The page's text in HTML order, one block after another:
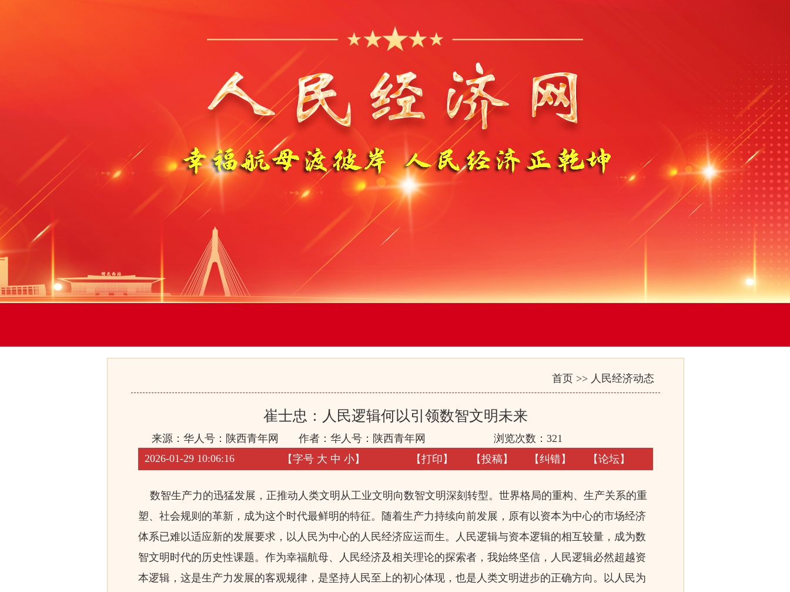
首页 >> 人民经济动态
崔士忠：人民逻辑何以引领数智文明未来
来源：华人号：陕西青年网 作者：华人号：陕西青年网 浏览次数： 321
2026-01-29 10:06:16
【字号 大 中 小】 【打印 】 【投稿 】 【纠错】 【论坛】
数智生产力的迅猛发展，正推动人类文明从工业文明向数智文明深刻转型。世界格局的重构、生产关系的重
塑、社会规则的革新，成为这个时代最鲜明的特征。随着生产力持续向前发展，原有以资本为中心的市场经济
体系已难以适应新的发展要求，以人民为中心的人民经济应运而生。人民逻辑与资本逻辑的相互较量，成为数
智文明时代的历史性课题。作为幸福航母、人民经济及相关理论的探索者，我始终坚信，人民逻辑必然超越资
本逻辑，这是生产力发展的客观规律，是坚持人民至上的初心体现，也是人类文明进步的正确方向。以人民为